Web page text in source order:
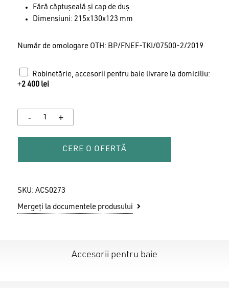
Fără căptușeală și cap de duș
Dimensiuni: 215x130x123 mm
Număr de omologare OTH: BP/FNEF-TKI/07500-2/2019
Robinetărie, accesorii pentru baie livrare la domiciliu:
+2 400 lei
CERE O OFERTĂ
SKU: ACS0273
Mergeți la documentele produsului
Accesorii pentru baie